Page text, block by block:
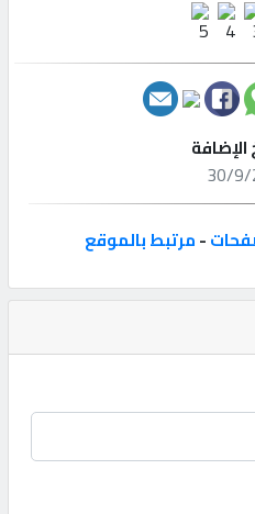
الإضافة
30/
-مرتبط بالموقع